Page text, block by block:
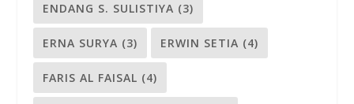
ENDANG S. SULISTIYA (3)
ERNA SURYA (3) ERWIN SETIA (4)
FARIS AL FAISAL (4)